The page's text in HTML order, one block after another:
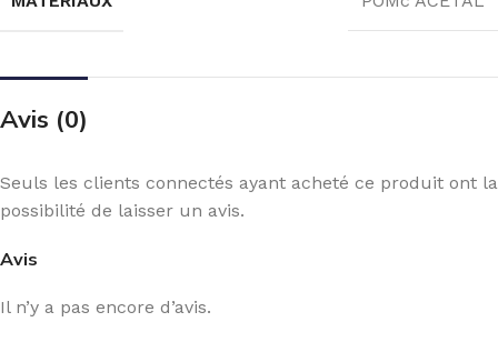
Avis (0)
Avis
Il n’y a pas encore d’avis.
Seuls les clients connectés ayant acheté ce produit ont la
possibilité de laisser un avis.